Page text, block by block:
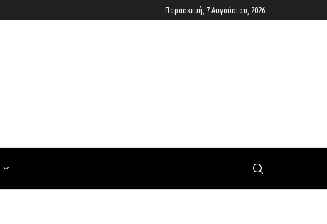
Παρασκευή, 7 Αυγούστου, 2026